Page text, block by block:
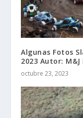
Algunas Fotos
2023 Autor: M&J
octubre 23, 2023